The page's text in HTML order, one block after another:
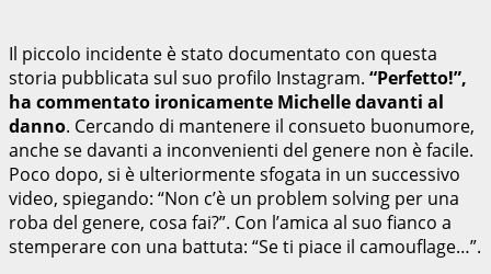
Il piccolo incidente è stato documentato con questa
storia pubblicata sul suo profilo Instagram. “Perfetto!”,
ha commentato ironicamente Michelle davanti al
danno. Cercando di mantenere il consueto buonumore,
anche se davanti a inconvenienti del genere non è facile.
Poco dopo, si è ulteriormente sfogata in un successivo
video, spiegando: “Non c’è un problem solving per una
roba del genere, cosa fai?”. Con l’amica al suo fianco a
stemperare con una battuta: “Se ti piace il camouflage…”.